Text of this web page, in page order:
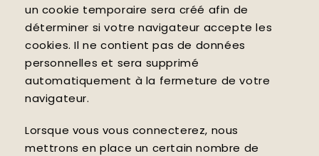
un cookie temporaire sera créé afin de
déterminer si votre navigateur accepte les
cookies. Il ne contient pas de données
personnelles et sera supprimé
automatiquement à la fermeture de votre
navigateur.
Lorsque vous vous connecterez, nous
mettrons en place un certain nombre de